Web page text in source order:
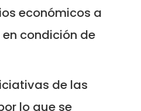
económicos a
condición de
de las
lo que se